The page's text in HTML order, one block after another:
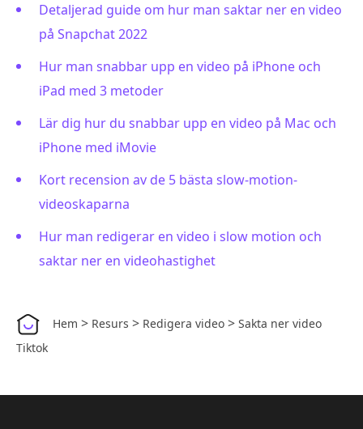
Detaljerad guide om hur man saktar ner en video
på Snapchat 2022
Hur man snabbar upp en video på iPhone och
iPad med 3 metoder
Lär dig hur du snabbar upp en video på Mac och
iPhone med iMovie
Kort recension av de 5 bästa slow-motion-
videoskaparna
Hur man redigerar en video i slow motion och
saktar ner en videohastighet
Hem > Resurs > Redigera video > Sakta ner video
Tiktok